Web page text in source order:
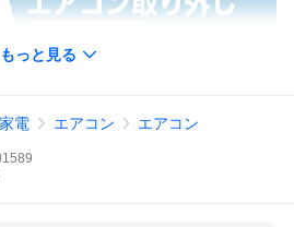
置について必ずご確認下さい。
もっと見る
電 エアコン エアコン